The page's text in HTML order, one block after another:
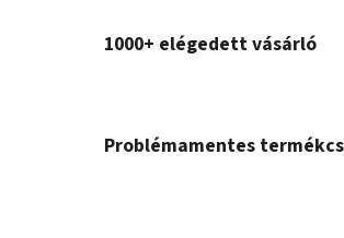
1000+ elégedett vásárló
Problémamentes